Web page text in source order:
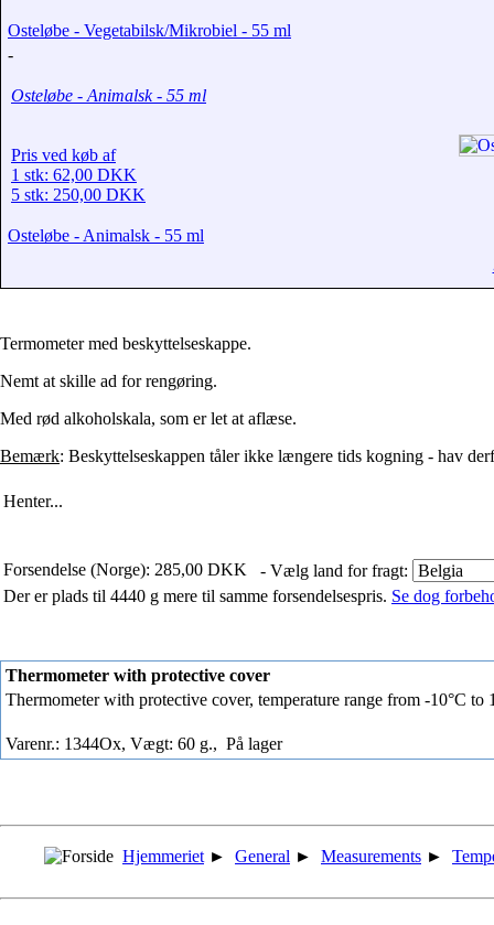
Osteløbe - Vegetabilsk/Mikrobiel - 55 ml
-
Osteløbe - Animalsk - 55 ml
Pris ved køb af
1 stk: 62,00 DKK
5 stk: 250,00 DKK
Osteløbe - Animalsk - 55 ml
Termometer med beskyttelseskappe.
Nemt at skille ad for rengøring.
Med rød alkoholskala, som er let at aflæse.
Bemærk: Beskyttelseskappen tåler ikke længere tids kogning - hav
Henter...
Forsendelse (Norge): 285,00 DKK
- Vælg land for fragt:
Der er plads til 4440 g mere til samme forsendelsespris. Se dog
Thermometer with protective cover
Thermometer with protective cover, temperature range from -10°C to
Varenr.: 1344Ox, Vægt: 60 g., På lager
Hjemmeriet ► General ► Measurements ►